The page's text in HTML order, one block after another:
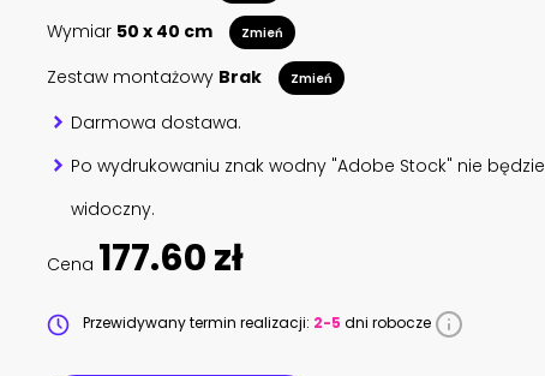
Wymiar 50 x 40 cm Zmień
Zestaw montażowy Brak Zmień
Darmowa dostawa.
Po wydrukowaniu znak wodny "Adobe Stock" nie będzie
widoczny.
Cena 177.60 zł
Przewidywany termin realizacji: 2-5 dni robocze